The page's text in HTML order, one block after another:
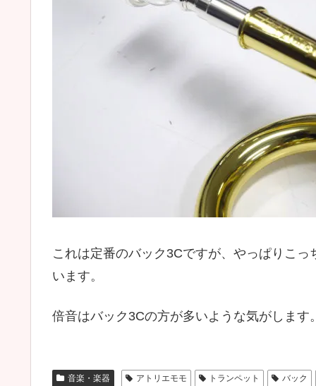
これは定番のバック3Cですが、やっぱりこ
います。
倍音はバック3Cの方が多いような気がします
音楽・楽器 アトリエモモ トランペット バック